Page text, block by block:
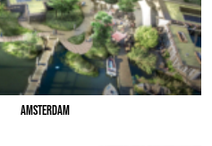
AMSTERDAM